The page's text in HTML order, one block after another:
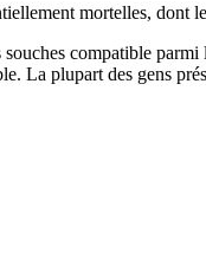
mortelles, dont
compatible
La plupart des gens